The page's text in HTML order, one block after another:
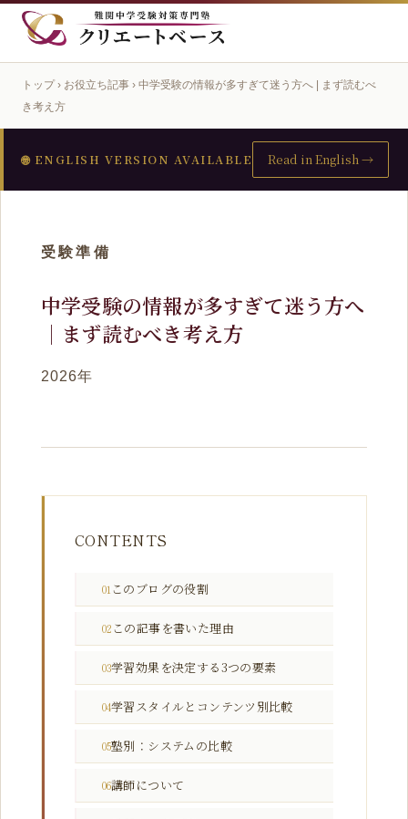
トップ› お役立ち記事 › 中学受験の情報が多すぎて迷う方へ | まず読むべ
き考え方
🌐 ENGLISH VERSION AVAILABLE Read in English →
受験準備
中学受験の情報が多すぎて迷う方へ
｜まず読むべき考え方
2026年
CONTENTS
01 このブログの役割
02この記事を書いた理由
03学習効果を決定する3つの要素
04学習スタイルとコンテンツ別比較
05塾別：システムの比較
06講師について